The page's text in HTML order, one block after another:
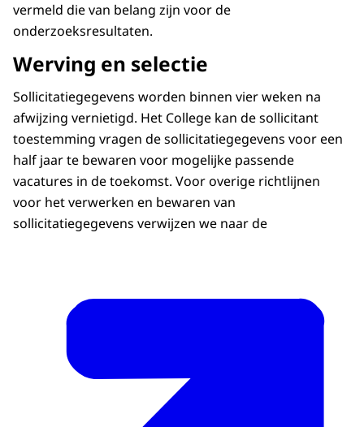
vermeld die van belang zijn voor de
onderzoeksresultaten.
Werving en selectie
Sollicitatiegegevens worden binnen vier weken na
afwijzing vernietigd. Het College kan de sollicitant
toestemming vragen de sollicitatiegegevens voor een
half jaar te bewaren voor mogelijke passende
vacatures in de toekomst. Voor overige richtlijnen
voor het verwerken en bewaren van
sollicitatiegegevens verwijzen we naar de